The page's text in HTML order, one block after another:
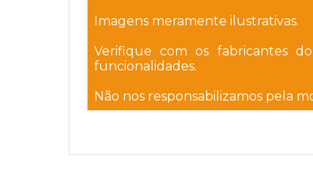
Imagens meramente ilustrativas.
Verifique com os fabricantes
funcionalidades.
Não nos responsabilizamos pela